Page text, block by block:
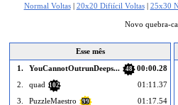
Normal Voltas| 20x20 Difiícil Voltas| 25x30
Novo quebra-
Esse mês
1.
YouCannotOutrunDeeps... 48
00:00.28
2.
quad 102
01:11.37
3.
PuzzleMaestro 99
01:17.54